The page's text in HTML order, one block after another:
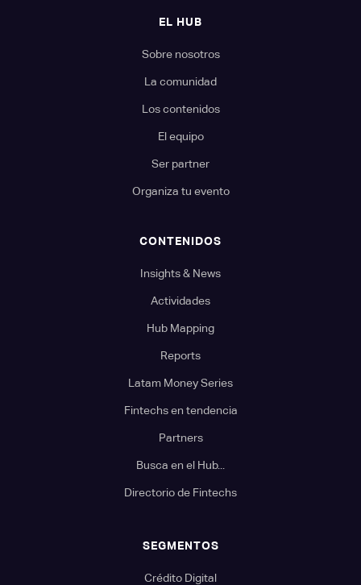
EL HUB
Sobre nosotros
La comunidad
Los contenidos
El equipo
Ser partner
Organiza tu evento
CONTENIDOS
Insights & News
Actividades
Hub Mapping
Reports
Latam Money Series
Fintechs en tendencia
Partners
Busca en el Hub...
Directorio de Fintechs
SEGMENTOS
Crédito Digital